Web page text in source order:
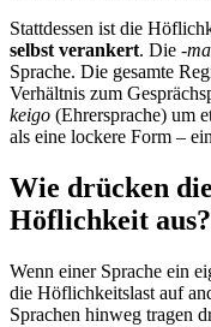
Stattdessen ist die
selbst verankert. Die -
Sprache. Die gesamte
Verhältnis zum
keigo (Ehrersprache) um
als eine lockere Form –
Wie drücken
Höflichkeit aus?
Wenn einer Sprache ein
die Höflichkeitslast auf
Sprachen hinweg tragen